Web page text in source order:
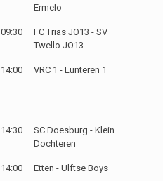
Ermelo
09:30
FC Trias JO13 - SV
Twello JO13
14:00 VRC 1 - Lunteren 1
14:30
SC Doesburg - Klein
Dochteren
14:00 Etten - Ulftse Boys